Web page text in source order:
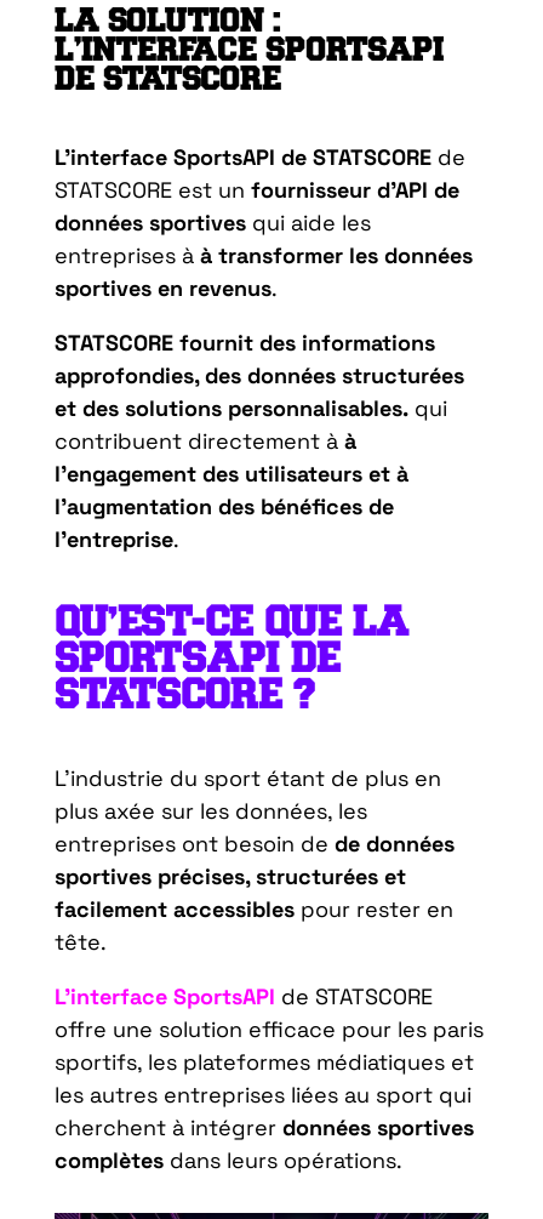
LA SOLUTION :
L’INTERFACE SPORTSAPI
DE STATSCORE
L’interface SportsAPI de STATSCOREde
STATSCORE est un fournisseur d’API de
données sportivesqui aide les
entreprises à à transformer les données
sportives en revenus.
STATSCORE fournit des informations
approfondies, des données structurées
et des solutions personnalisables.qui
contribuent directement à à
l’engagement des utilisateurs et à
l’augmentation des bénéfices de
l’entreprise.
QU’EST-CE QUE LA
SPORTSAPI DE
STATSCORE ?
L’industrie du sport étant de plus en
plus axée sur les données, les
entreprises ont besoin de de données
sportives précises, structurées et
facilement accessiblespour rester en
tête.
L’interface SportsAPI de STATSCORE
offre une solution efficace pour les paris
sportifs, les plateformes médiatiques et
les autres entreprises liées au sport qui
cherchent à intégrer données sportives
complètesdans leurs opérations.